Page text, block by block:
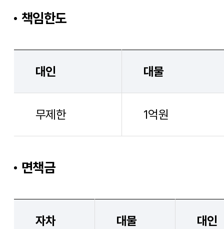
책임한도
대인 대물
무제한 1억원
면책금
자차 대물 대인